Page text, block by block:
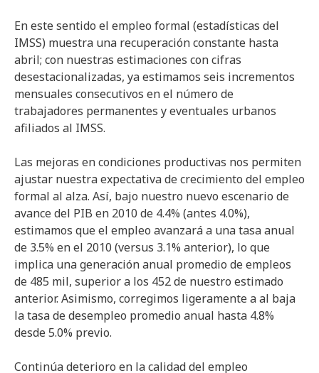
En este sentido el empleo formal (estadísticas del
IMSS) muestra una recuperación constante hasta
abril; con nuestras estimaciones con cifras
desestacionalizadas, ya estimamos seis incrementos
mensuales consecutivos en el número de
trabajadores permanentes y eventuales urbanos
afiliados al IMSS.
Las mejoras en condiciones productivas nos permiten
ajustar nuestra expectativa de crecimiento del empleo
formal al alza. Así, bajo nuestro nuevo escenario de
avance del PIB en 2010 de 4.4% (antes 4.0%),
estimamos que el empleo avanzará a una tasa anual
de 3.5% en el 2010 (versus 3.1% anterior), lo que
implica una generación anual promedio de empleos
de 485 mil, superior a los 452 de nuestro estimado
anterior. Asimismo, corregimos ligeramente a al baja
la tasa de desempleo promedio anual hasta 4.8%
desde 5.0% previo.
Continúa deterioro en la calidad del empleo